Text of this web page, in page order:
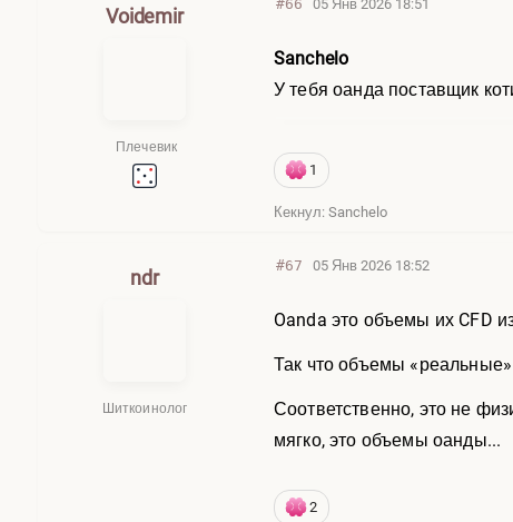
Voidemir
Плечевик
#66 05 Янв 2026 18:51
Sanchelo
У тебя оанда поставщик
1
Кекнул: Sanchelo
ndr
Шиткоинолог
#67 05 Янв 2026 18:52
Oanda это объемы их CFD
Так что объемы
Соответственно, это не
мягко, это объемы оанды...
2